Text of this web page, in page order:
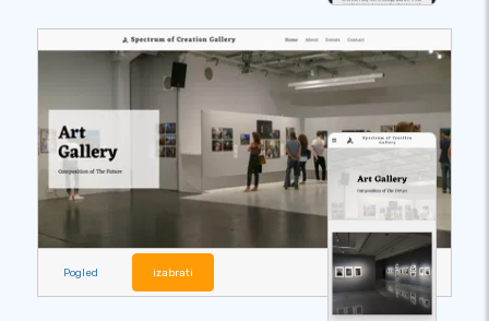
Pogled izabrati